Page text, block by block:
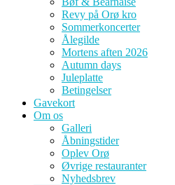
Revy på Orø kro
Sommerkoncerter
Ålegilde
Mortens aften 2026
Autumn days
Juleplatte
Betingelser
Gavekort
Om os
Galleri
Åbningstider
Oplev Orø
Øvrige restauranter
Nyhedsbrev